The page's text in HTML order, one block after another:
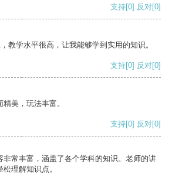
支持[0] 反对[0]
教学水平很高，让我能够学到实用的知识。
支持[0] 反对[0]
美，玩法丰富。
支持[0] 反对[0]
非常丰富，涵盖了各个学科的知识。老师的讲
理解知识点。